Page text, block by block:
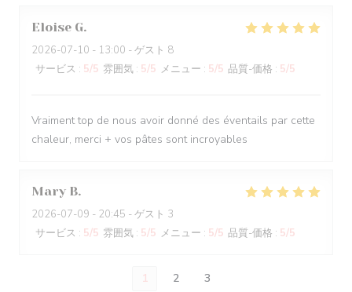
Eloise G
2026-07-10 - 13:00 - ゲスト 8
サービス : 5/5 雰囲気 : 5/5 メニュー : 5/5 品質-価格 : 5/5
Vraiment top de nous avoir donné des éventails par cette
chaleur, merci + vos pâtes sont incroyables
Mary B
2026-07-09 - 20:45 - ゲスト 3
サービス : 5/5 雰囲気 : 5/5 メニュー : 5/5 品質-価格 : 5/5
1 2 3